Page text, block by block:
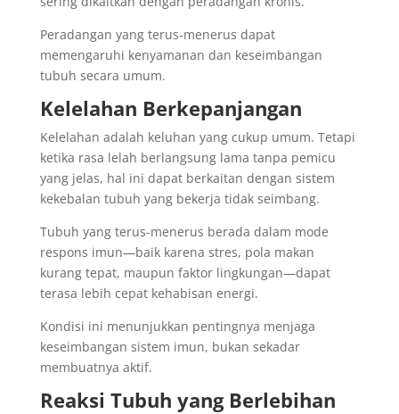
Peradangan yang terus-menerus dapat
memengaruhi kenyamanan dan keseimbangan
tubuh secara umum.
Kelelahan Berkepanjangan
Kelelahan adalah keluhan yang cukup umum. Tetapi
ketika rasa lelah berlangsung lama tanpa pemicu
yang jelas, hal ini dapat berkaitan dengan sistem
kekebalan tubuh yang bekerja tidak seimbang.
Tubuh yang terus-menerus berada dalam mode
respons imun—baik karena stres, pola makan
kurang tepat, maupun faktor lingkungan—dapat
terasa lebih cepat kehabisan energi.
Kondisi ini menunjukkan pentingnya menjaga
keseimbangan sistem imun, bukan sekadar
membuatnya aktif.
Reaksi Tubuh yang Berlebihan